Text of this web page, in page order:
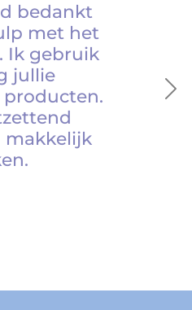
bedankt
met het
Ik gebruik
jullie
makkelijk